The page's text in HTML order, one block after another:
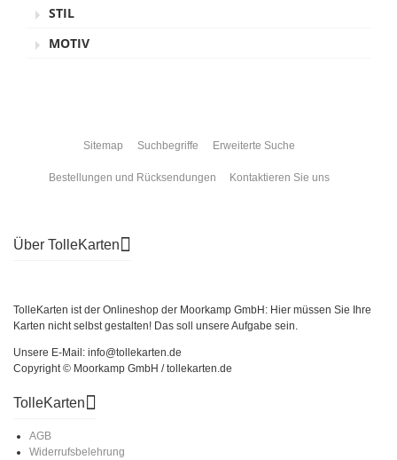
STIL
MOTIV
Sitemap Suchbegriffe Erweiterte Suche
Bestellungen und Rücksendungen Kontaktieren Sie uns
Über TolleKarten
TolleKarten ist der Onlineshop der Moorkamp GmbH: Hier müssen Sie Ihre
Karten nicht selbst gestalten! Das soll unsere Aufgabe sein.
Unsere E-Mail: info@tollekarten.de
Copyright © Moorkamp GmbH / tollekarten.de
TolleKarten
AGB
Widerrufsbelehrung